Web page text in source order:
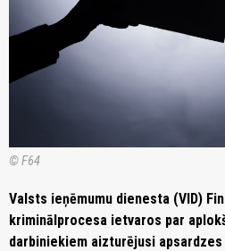
© F64
Valsts ieņēmumu dienesta (VID)
kriminālprocesa ietvaros par
darbiniekiem aizturējusi